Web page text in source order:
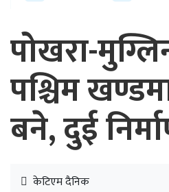
पोखरा-
पश्चिम
बने, दुई
केटिएम दैनिक